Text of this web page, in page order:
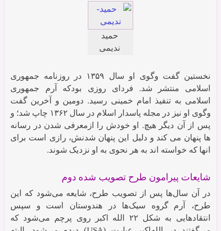
حمید
ندیمی
نخستین گفت وگوی او سال ۱۳۵۹ در روزنامه جمهوری
اسلامی منتشر شد. فردای روزی بودکه آرم جمهوری
اسلامی به تنفیذ امام خمینی رسید. دومین و آخرین گفت
وگوی او نیز در مجله پاسدار اسلام در سال ۱۳۶۲ چاپ شد؛ و
پس از آن دیگر هیچ. او خودش را ازمعرفی شدن در رسانه
ها پنهان می کند و دلیل این پنهان شدنش، رازی است برای
انها که خواسته اند به هر نحوی به او نزدیک شوند.
شایعات پیرامون طرح تصویب شده دوم
در آن سال‌ها پس از تصویب طرح، شایعه می‌شود که این
طرح، آرم گروه سیک‌ها در هندوستان است و سپس
انتقادهایی به شکل ۲۲ الله اکبر روی پرچم می‌شود که